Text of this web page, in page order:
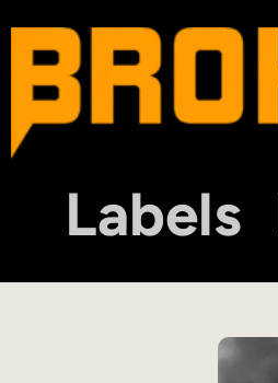
Labels